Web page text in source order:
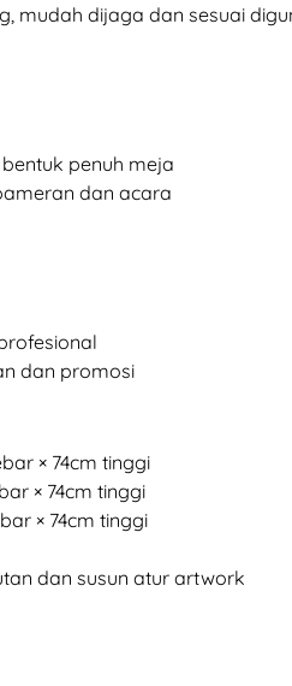
mudah dijaga dan sesuai
penuh meja
dan acara
dan promosi
× 74cm tinggi
× 74cm tinggi
× 74cm tinggi
dan susun atur artwork